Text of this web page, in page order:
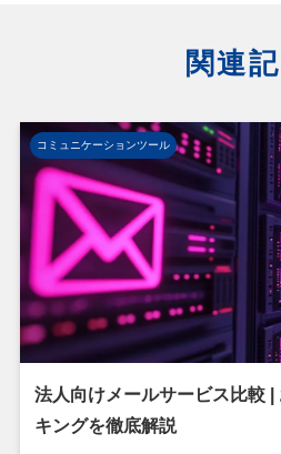
関連
コミュニケーションツール
法人向けメールサービス比較
キングを徹底解説